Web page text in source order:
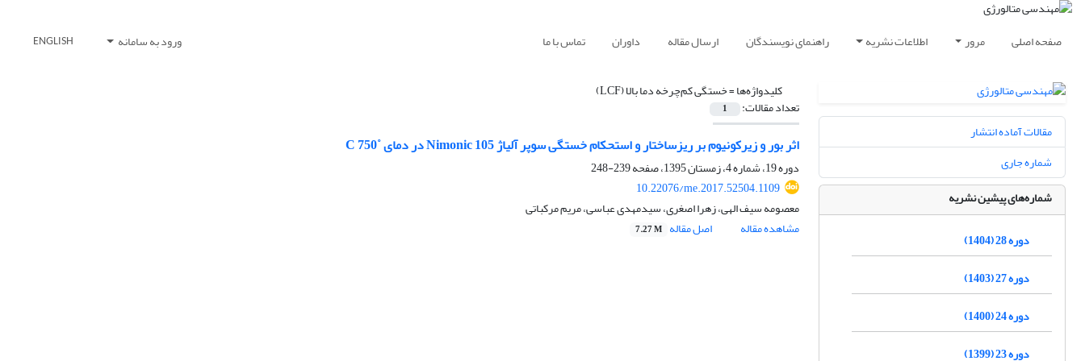
صفحه اصلی مرور اطلاعات نشریه راهنمای نویسندگان ارسال مقاله داوران تماس با ما ورود به سامانه ENGLISH
کلیدواژه‌ها =خستگی کم‌چرخه دما بالا (LCF)
تعداد مقالات: 1
اثر بور و زیرکونیوم بر ریزساختار و استحکام خستگی سوپر آلیاژ Nimonic 105 در دمای ˚C 750
دوره 19، شماره 4، زمستان 1395، صفحه
239-248
10.22076/me.2017.52504.1109
معصومه سیف الهی، زهرا اصغری، سیدمهدی عباسی، مریم مرکباتی
مشاهده مقاله
اصل مقاله 7.27 M
مقالات آماده انتشار
شماره جاری
شماره‌های پیشین نشریه
دوره 28 (1404)
دوره 27 (1403)
دوره 24 (1400)
دوره 23 (1399)